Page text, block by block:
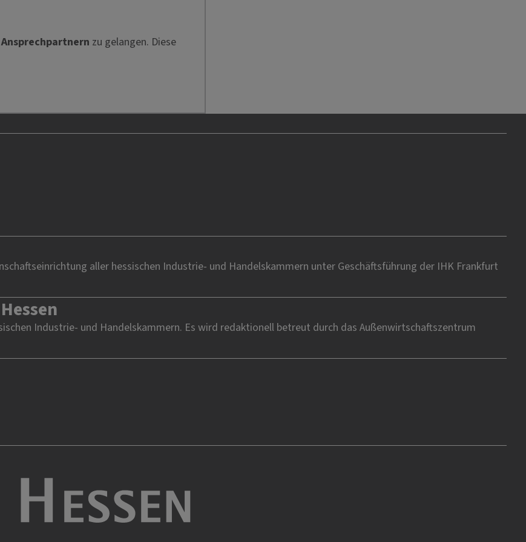
zu gelangen. Diese
aller hessischen Industrie- und Handelskammern unter Geschäftsführung der IHK Frankfurt
Industrie- und Handelskammern. Es wird redaktionell betreut durch das Außenwirtschaftszentrum